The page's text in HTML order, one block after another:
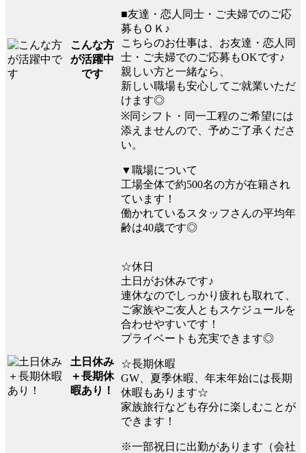
こんな方
が活躍中
です
■友達・恋人同士・ご夫婦でのご応
募もＯＫ♪
こちらのお仕事は、お友達・恋人同
士・ご夫婦でのご応募もOKです♪
親しい方と一緒なら、
新しい職場も安心してご就業いただ
けます◎
※同シフト・同一工程のご希望には
添えませんので、予めご了承くださ
い。
▼職場について
工場全体で約500名の方が在籍され
ています！
働かれているスタッフさんの平均年
齢は40歳です◎
土日休み
＋長期休
暇あり！
☆休日
土日がお休みです♪
連休なのでしっかり疲れも取れて、
ご家族やご友人ともスケジュールを
合わせやすいです！
プライベートも充実できます◎
☆長期休暇
GW、夏季休暇、年末年始には長期
休暇もあります☆
家族旅行なども存分に楽しむことが
できます！
※一部祝日に出勤があります（会社